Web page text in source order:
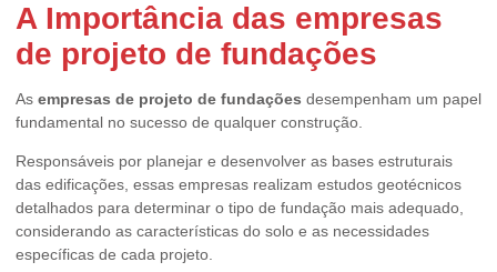
A Importância das empresas
de projeto de fundações
As empresas de projeto de fundações desempenham um papel
fundamental no sucesso de qualquer construção.
Responsáveis por planejar e desenvolver as bases estruturais
das edificações, essas empresas realizam estudos geotécnicos
detalhados para determinar o tipo de fundação mais adequado,
considerando as características do solo e as necessidades
específicas de cada projeto.